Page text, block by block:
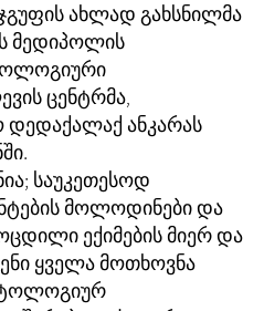
ახლად გახსნილმა
მედიპოლის
ცენტრმა,
დედაქალაქ ანკარას
საუკეთესოდ
მოლოდინები და
ექიმების მიერ და
ყველა მოთხოვნა